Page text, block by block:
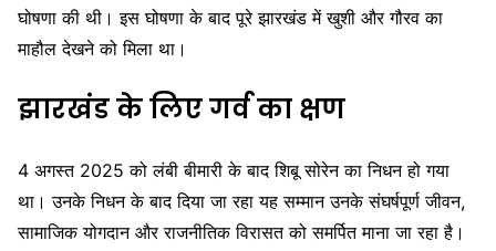
घोषणा की थी। इस घोषणा के बाद पूरे झारखंड में खुशी और गौरव का
माहौल देखने को मिला था।
झारखंड के लिए गर्व का क्षण
4 अगस्त 2025 को लंबी बीमारी के बाद शिबू सोरेन का निधन हो गया
था। उनके निधन के बाद दिया जा रहा यह सम्मान उनके संघर्षपूर्ण जीवन,
सामाजिक योगदान और राजनीतिक विरासत को समर्पित माना जा रहा है।